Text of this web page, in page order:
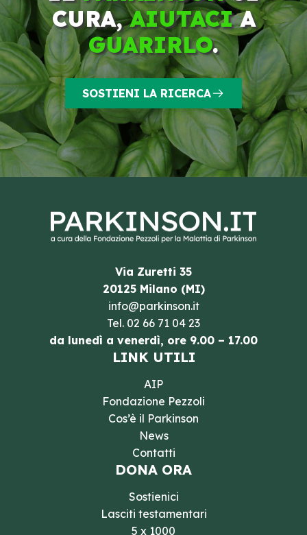
CURA,AIUTACIA
GUARIRLO.
SOSTIENI LA RICERCA
Via Zuretti 35
20125 Milano (MI)
info@parkinson.it
Tel. 02 66 71 04 23
da lunedì a venerdì, ore 9.00 – 17.00
LINK UTILI
AIP
Fondazione Pezzoli
Cos’è il Parkinson
News
Contatti
DONA ORA
Sostienici
Lasciti testamentari
5 x 1000